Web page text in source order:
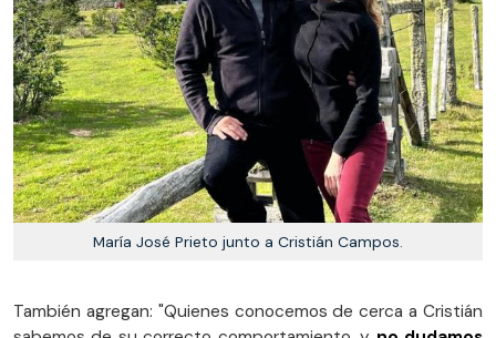
María José Prieto junto a Cristián Campos.
También agregan: "Quienes conocemos de cerca a Cristián